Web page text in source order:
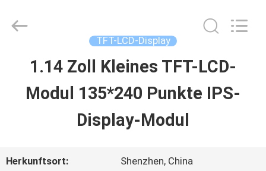
HAUSE
ChengHao
TFT-LCD-Display
1.14 Zoll Kleines TFT-LCD-
Modul 135*240 Punkte IPS-
Display-Modul
Herkunftsort: Shenzhen, China